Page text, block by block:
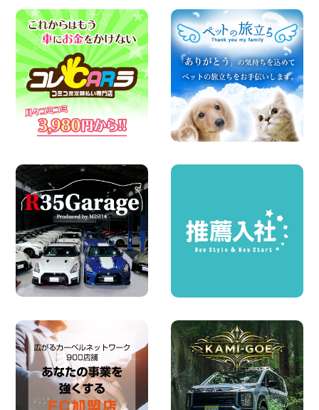
100円レンタカー 坂出川津
2026年08月07日
【カーシェアのレンタカーが2台になりま
した!】 岐阜県 各務原那加店
100円レンタカー 各務原那加
2026年08月06日
空き有ります!!コンパクトSUV 軽 ミニバ
ン 軽トラ 車種多数!!関東圏必見♪ 東京都
町田根岸店
100円レンタカー 町田根岸
2026年08月06日
体調崩してませんか?? 兵庫県 加古川店
ハイエースワゴンGL!!クルーズコントロ
ールが付いている〜!! 福島県 福島笹木野
店
100円レンタカー 福島笹木野